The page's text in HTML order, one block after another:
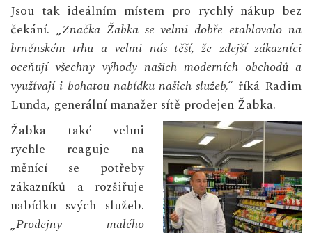
Jsou tak ideálním místem pro rychlý nákup bez
čekání. „Značka Žabka se velmi dobře etablovalo na
brněnském trhu a velmi nás těší, že zdejší zákazníci
oceňují všechny výhody našich moderních obchodů a
využívají i bohatou nabídku našich služeb,“ říká Radim
Lunda, generální manažer sítě prodejen Žabka.
Žabka také velmi
rychle reaguje na
měnící se potřeby
zákazníků a rozšiřuje
nabídku svých služeb.
„Prodejny malého